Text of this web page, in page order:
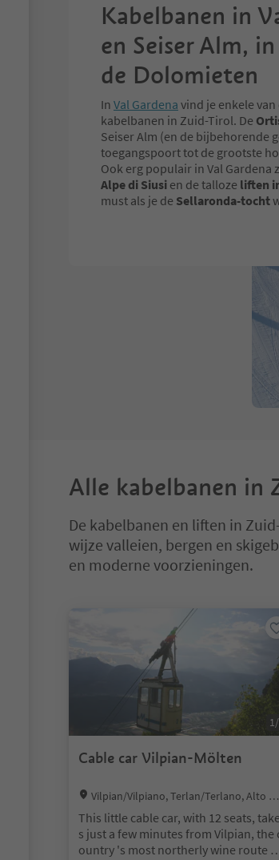
Kabelbanen in
en Seiser Alm,
de Dolomieten
In Val Gardena vind je enkele
kabelbanen in Zuid-Tirol. De
Seiser Alm (en de bijbehorende
toegangspoort tot de grootste
Ook erg populair in Val Gardena
Alpe di Siusi en de talloze liften
must als je de Sellaronda-tocht
Alle kabelbanen
De kabelbanen en liften in
wijze valleien, bergen en
en moderne voorzieningen.
1/
Cable car Vilpian-Mölten
Location:
Vilpian/Vilpiano, Terlan/Terlano, Alto Ad
ige Wine Road
This little cable car, with 12 seats, take
s just a few minutes from Vilpian, the
ountry 's most northerly wine route